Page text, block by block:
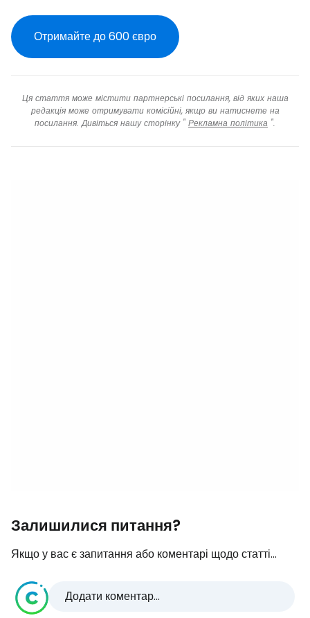
Отримайте до 600 євро
Ця стаття може містити партнерські посилання, від яких наша
редакція може отримувати комісійні, якщо ви натиснете на
посилання. Дивіться нашу сторінку " Рекламна політика ".
Залишилися питання?
Якщо у вас є запитання або коментарі щодо статті...
Додати коментар...